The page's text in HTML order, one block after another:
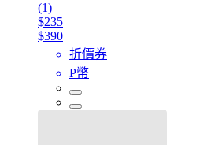
(1)
$235
$390
折價券
P幣